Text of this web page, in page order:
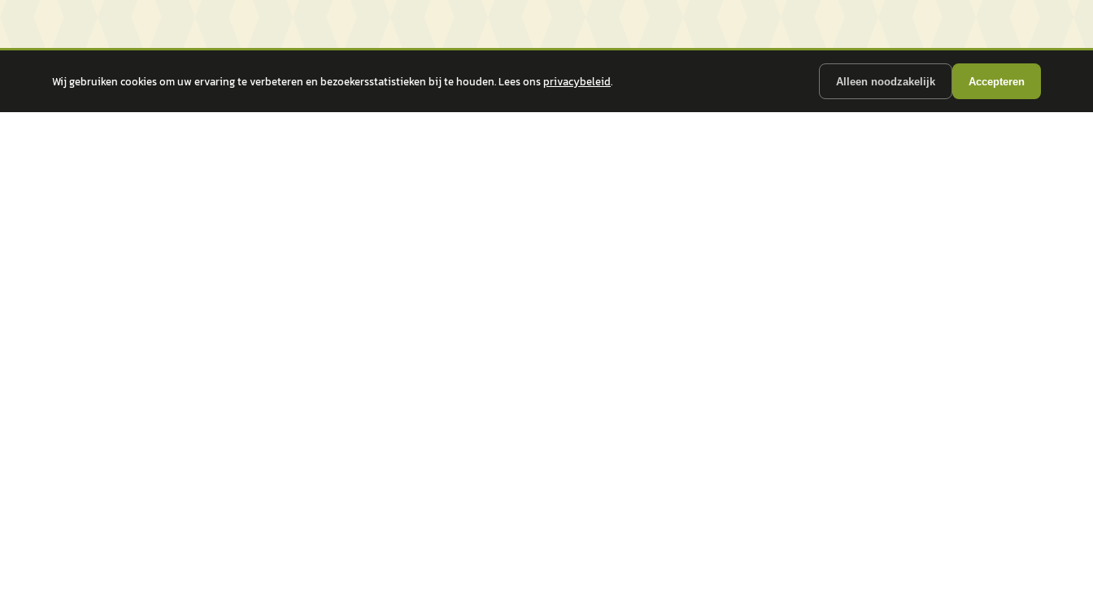
Wij gebruiken cookies om uw ervaring te verbeteren en bezoekersstatistieken bij te houden. Lees onsprivacybeleid. Alleen noodzakelijk Accepteren